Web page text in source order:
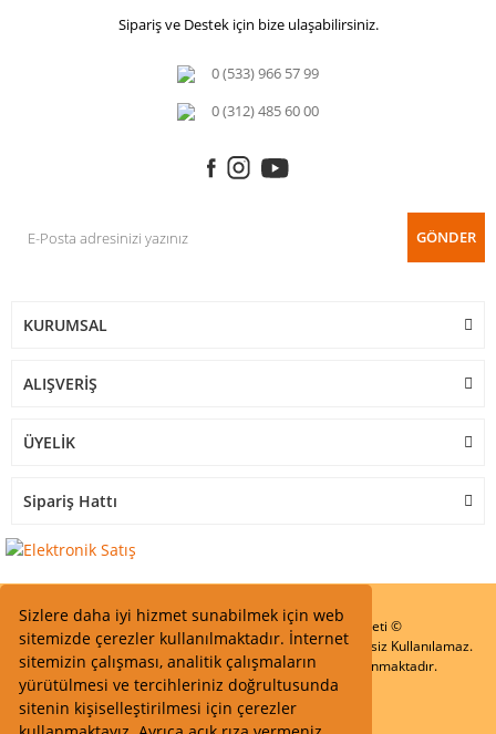
Sizlere daha iyi hizmet sunabilmek için web
sitemizde çerezler kullanılmaktadır. İnternet
sitemizin çalışması, analitik çalışmaların
yürütülmesi ve tercihleriniz doğrultusunda
sitenin kişiselleştirilmesi için çerezler
Sipariş ve Destek için bize ulaşabilirsiniz.
0 (533) 966 57 99
0 (312) 485 60 00
GÖNDER
KURUMSAL
ALIŞVERİŞ
ÜYELİK
Sipariş Hattı
Start Elektronik Sanayi ve Ticaret Limited Şirketi ©
Resimler Yazılar ve İçeriklerin Tüm hakları saklıdır ve İzinsiz Kullanılamaz.
Kredi kartı bilgileriniz 256bit SSL Sertifikası ile Korunmaktadır.